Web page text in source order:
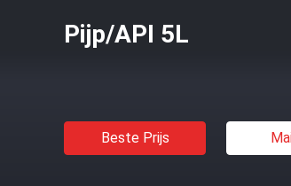
Pijp/API 5L
Beste Prijs